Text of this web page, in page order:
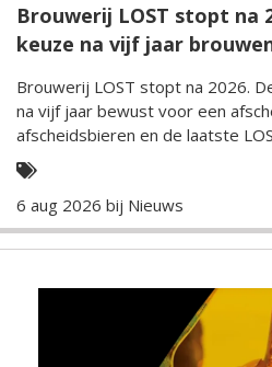
Brouwerij LOST stopt na
keuze na vijf jaar
Brouwerij LOST stopt na 2026.
na vijf jaar bewust voor een
afscheidsbieren en de laatste
6 aug 2026 bij Nieuws